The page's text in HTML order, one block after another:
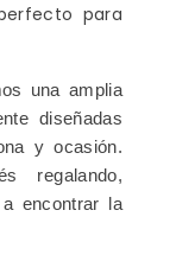
para
una amplia
diseñadas
y ocasión.
regalando,
encontrar la